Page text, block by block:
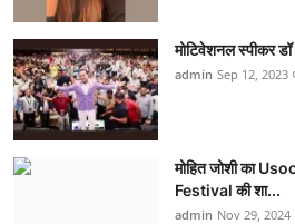
मोटिवेशनल स्पीकर डॉ
admin Sep 12, 2023
मोहित जोशी का
Festival की शा...
admin Nov 29, 2024